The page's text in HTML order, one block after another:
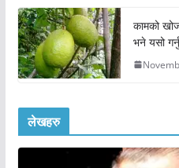
कामको
भने यसो
लेखहरु